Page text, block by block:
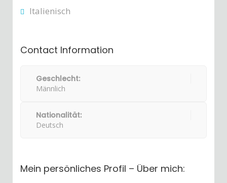
Italienisch
Contact Information
Geschlecht:
Männlich
Nationalität:
Deutsch
Mein persönliches Profil – Über mich: